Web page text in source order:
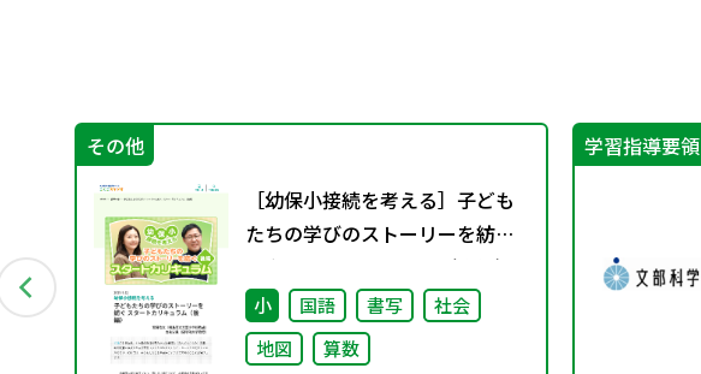
その他
［幼保小接続を考える］子ども
たちの学びのストーリーを紡ぐ
スタートカリキュラム（後編）
小 国語 書写
社会
地図
算数
学習指導要領